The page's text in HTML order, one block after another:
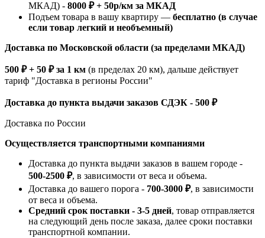
МКАД) - 8000 ₽ + 50р/км за МКАД
Подъем товара в вашу квартиру — бесплатно (в случае
если товар легкий и необъемный)
Доставка по Московской области (за пределами МКАД)
500 ₽ + 50 ₽ за 1 км (в пределах 20 км), дальше действует
тариф "Доставка в регионы России"
Доставка до пункта выдачи заказов СДЭК - 500 ₽
Доставка по России
Осуществляется транспортными компаниями
Доставка до пункта выдачи заказов в вашем городе -
500-2500 ₽, в зависимости от веса и объема.
Доставка до вашего порога - 700-3000 ₽, в зависимости
от веса и объема.
Средний срок поставки - 3-5 дней, товар отправляется
на следующий день после заказа, далее сроки поставки
транспортной компании.